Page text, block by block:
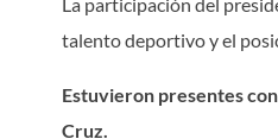
talento deportivo y el
Estuvieron presentes
Cruz.